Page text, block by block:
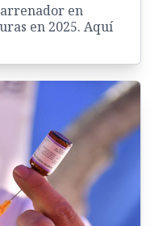
en
en 2025. Aquí